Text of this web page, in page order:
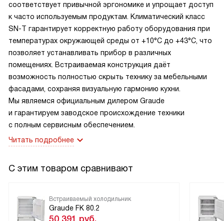
соответствует привычной эргономике и упрощает доступ
к часто используемым продуктам. Климатический класс
SN-T гарантирует корректную работу оборудования при
температурах окружающей среды от +10°C до +43°C, что
позволяет устанавливать прибор в различных
помещениях. Встраиваемая конструкция даёт
возможность полностью скрыть технику за мебельными
фасадами, сохраняя визуальную гармонию кухни.
Мы являемся официальным дилером Graude
и гарантируем заводское происхождение техники
с полным сервисным обеспечением.
Читать подробнее
С этим товаром сравнивают
Встраиваемый холодильник
Graude FK 80.2